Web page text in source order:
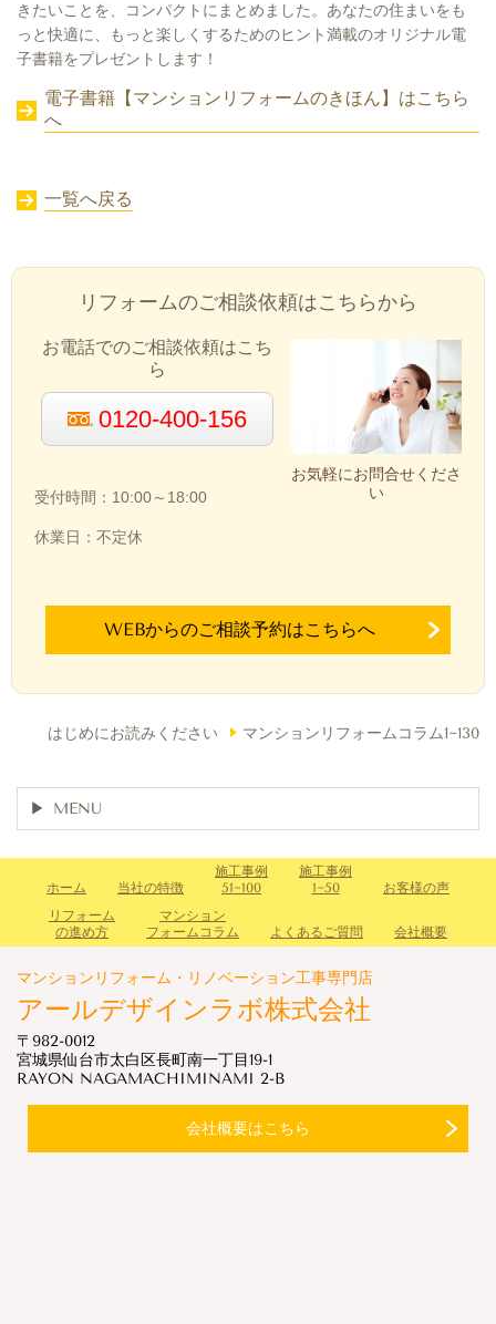
きたいことを、コンパクトにまとめました。あなたの住まいをも
っと快適に、もっと楽しくするためのヒント満載のオリジナル電
子書籍をプレゼントします！
電子書籍【マンションリフォームのきほん】はこちら
へ
一覧へ戻る
リフォームのご相談依頼はこちらから
お気軽にお問合せくださ
い
お電話でのご相談依頼はこち
ら
0120-400-156
受付時間：10:00～18:00
休業日：不定休
WEBからのご相談予約はこちらへ
はじめにお読みください マンションリフォームコラム1~130
MENU
ホーム 当社の特徴
施工事例
51~100
施工事例
1~50
お客様の声
リフォーム
の進め方
マンション
フォームコラム
よくあるご質問 会社概要
マンションリフォーム・リノベーション工事専門店
アールデザインラボ株式会社
〒982-0012
宮城県仙台市太白区長町南一丁目19-1
RAYON NAGAMACHIMINAMI 2-B
会社概要はこちら